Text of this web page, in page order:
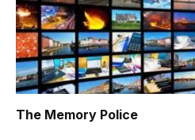
The Memory Police